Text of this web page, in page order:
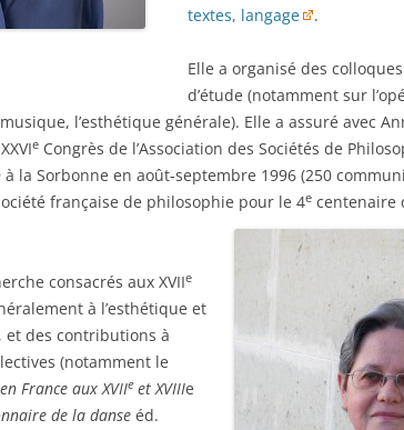
textes, langage
.
Elle a organisé des
d’étude (notamment sur
l’esthétique générale). Elle a assuré avec
e Congrès de l’Association des Sociétés de
à la Sorbonne en août-septembre 1996 (250
française de philosophie pour le 4e centenaire
consacrés aux XVIIe
à l’esthétique et
des contributions à
(notamment le
France aux XVIIe et XVIIIe
de la danse éd.